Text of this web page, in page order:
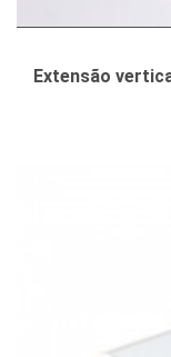
Extensão